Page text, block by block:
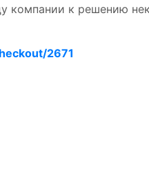
компании к решению
2671